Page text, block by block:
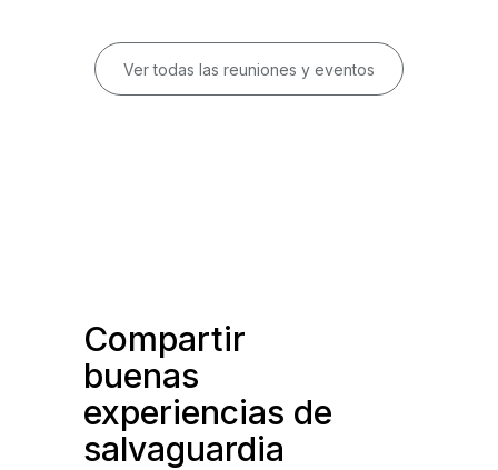
Ver todas las reuniones y eventos
Compartir
buenas
experiencias de
salvaguardia